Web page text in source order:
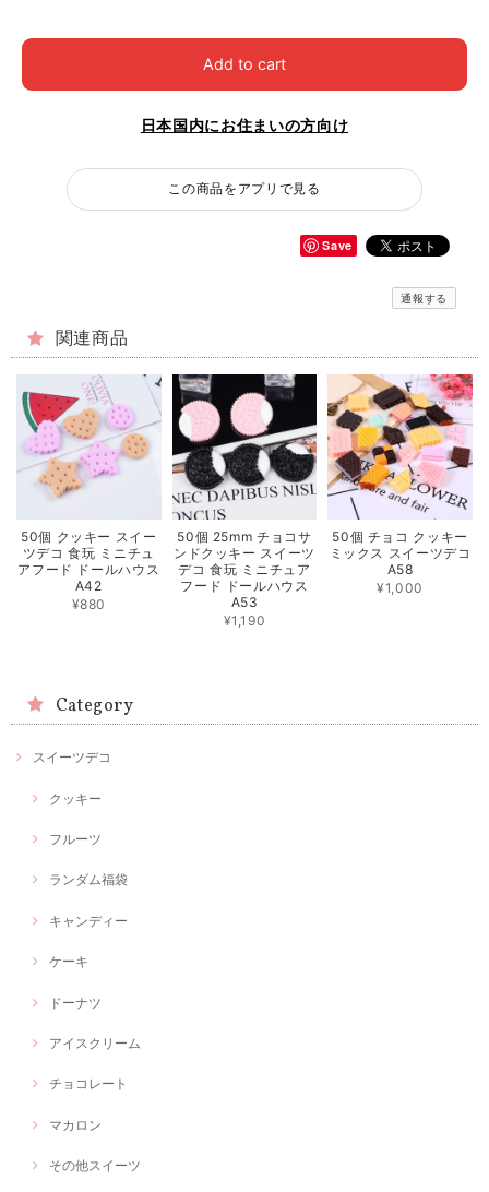
Add to cart
日本国内にお住まいの方向け
この商品をアプリで見る
Save
通報する
関連商品
50個 クッキー スイー
ツデコ 食玩 ミニチュ
アフード ドールハウス
A42
¥880
50個 25mm チョコサ
ンドクッキー スイーツ
デコ 食玩 ミニチュア
フード ドールハウス
A53
¥1,190
50個 チョコ クッキー
ミックス スイーツデコ
A58
¥1,000
Category
スイーツデコ
クッキー
フルーツ
ランダム福袋
キャンディー
ケーキ
ドーナツ
アイスクリーム
チョコレート
マカロン
その他スイーツ